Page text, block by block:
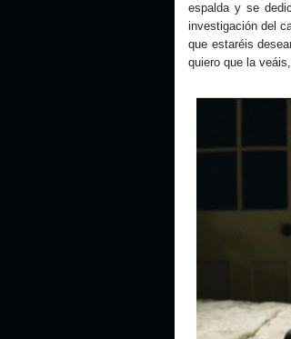
espalda y se
investigación del
que estaréis
quiero que la